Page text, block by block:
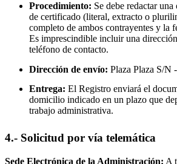
Procedimiento: Se debe redactar
de certificado (literal, extracto o
completo de ambos contrayentes y la
Es imprescindible incluir una
teléfono de contacto.
Dirección de envío: Plaza Plaza S/N -
Entrega: El Registro enviará el
domicilio indicado en un plazo que
trabajo administrativa.
4.- Solicitud por vía telemática
Sede Electrónica de la Administración: A